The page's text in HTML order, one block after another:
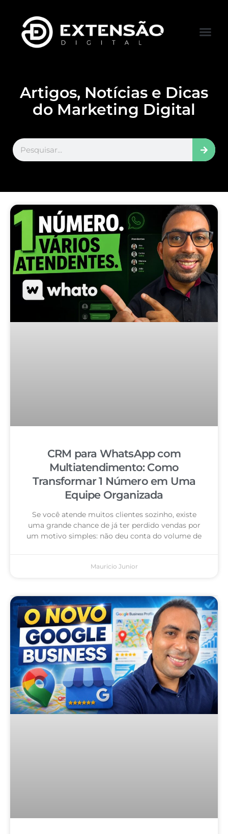
Artigos, Notícias e Dicas
do Marketing Digital
CRM para WhatsApp com
Multiatendimento: Como
Transformar 1 Número em Uma
Equipe Organizada
Se você atende muitos clientes sozinho, existe
uma grande chance de já ter perdido vendas por
um motivo simples: não deu conta do volume de
Mauricio Junior